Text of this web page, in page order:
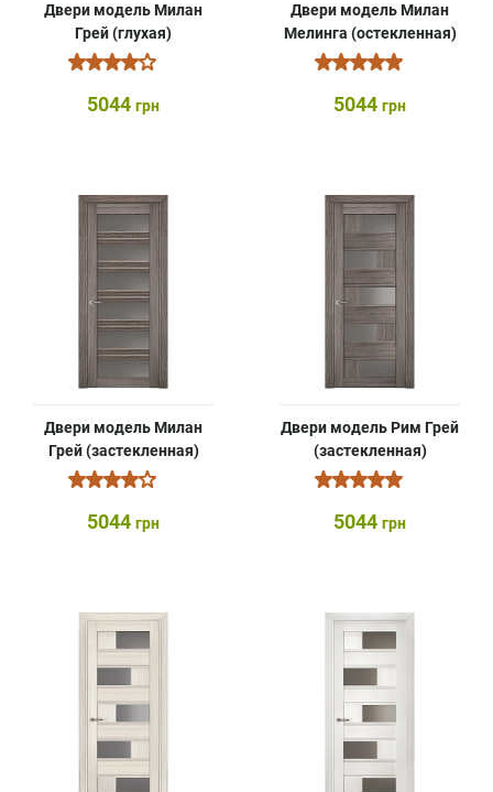
Двери модель Милан
Грей (глухая)
5044 грн
Двери модель Милан
Мелинга (остекленная)
5044 грн
Двери модель Милан
Грей (застекленная)
5044 грн
Двери модель Рим Грей
(застекленная)
5044 грн